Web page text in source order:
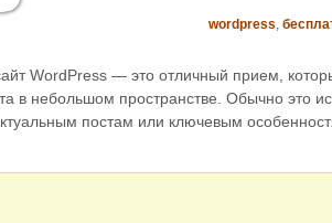
wordpress,
WordPress — это отличный прием,
в небольшом пространстве. Обычно это
постам или ключевым